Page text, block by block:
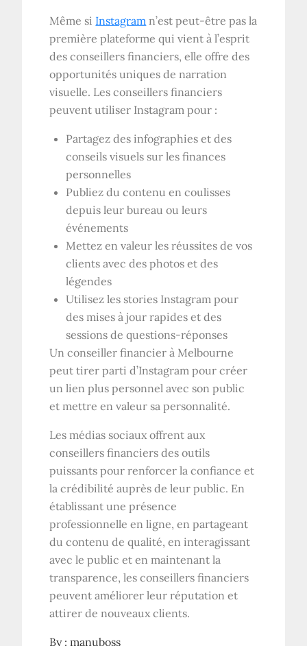
Même si Instagram n’est peut-être pas la
première plateforme qui vient à l’esprit
des conseillers financiers, elle offre des
opportunités uniques de narration
visuelle. Les conseillers financiers
peuvent utiliser Instagram pour :
Partagez des infographies et des
conseils visuels sur les finances
personnelles
Publiez du contenu en coulisses
depuis leur bureau ou leurs
événements
Mettez en valeur les réussites de vos
clients avec des photos et des
légendes
Utilisez les stories Instagram pour
des mises à jour rapides et des
sessions de questions-réponses
Un conseiller financier à Melbourne
peut tirer parti d’Instagram pour créer
un lien plus personnel avec son public
et mettre en valeur sa personnalité.
Les médias sociaux offrent aux
conseillers financiers des outils
puissants pour renforcer la confiance et
la crédibilité auprès de leur public. En
établissant une présence
professionnelle en ligne, en partageant
du contenu de qualité, en interagissant
avec le public et en maintenant la
transparence, les conseillers financiers
peuvent améliorer leur réputation et
attirer de nouveaux clients.
By :manuboss